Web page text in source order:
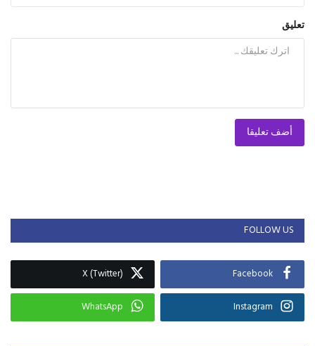
تعليق
أضف تعليقا
FOLLOW US
Facebook
X (Twitter)
Instagram
WhatsApp